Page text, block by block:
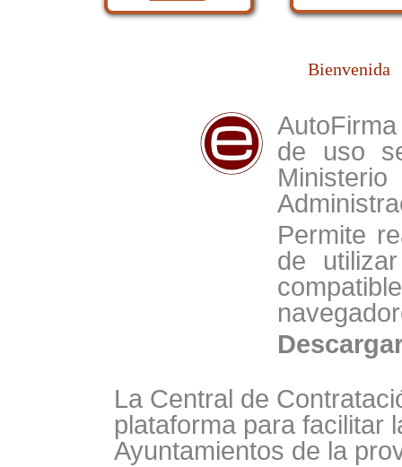
Bienvenida
de uso
Permite
de
La Central de
plataforma para facilitar
Ayuntamientos de la